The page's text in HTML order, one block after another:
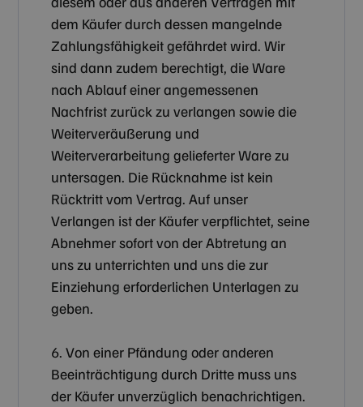
dem Käufer durch dessen mangelnde
Zahlungsfähigkeit gefährdet wird. Wir
sind dann zudem berechtigt, die Ware
nach Ablauf einer angemessenen
Nachfrist zurück zu verlangen sowie die
Weiterveräußerung und
Weiterverarbeitung gelieferter Ware zu
untersagen. Die Rücknahme ist kein
Rücktritt vom Vertrag. Auf unser
Verlangen ist der Käufer verpflichtet, seine
Abnehmer sofort von der Abtretung an
uns zu unterrichten und uns die zur
Einziehung erforderlichen Unterlagen zu
geben.
6. Von einer Pfändung oder anderen
Beeinträchtigung durch Dritte muss uns
der Käufer unverzüglich benachrichtigen.
Unbedingt erforderlich
Performance
Targeting
Funktionalität
Unbedingt erforderliche Cookies ermöglichen
wesentliche Kernfunktionen der Website wie die
Benutzeranmeldung und die Kontoverwaltung.
Ohne die unbedingt erforderlichen Cookies kann
die Website nicht ordnungsgemäß verwendet
Name
Anbieter /
Domäne
CookieScriptConsent
CookieScript
zilken.com
4 Wochen 2
Tage